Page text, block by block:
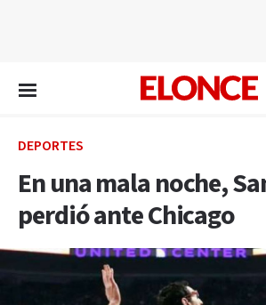
DEPORTES
En una mala noche,
perdió ante Chicago